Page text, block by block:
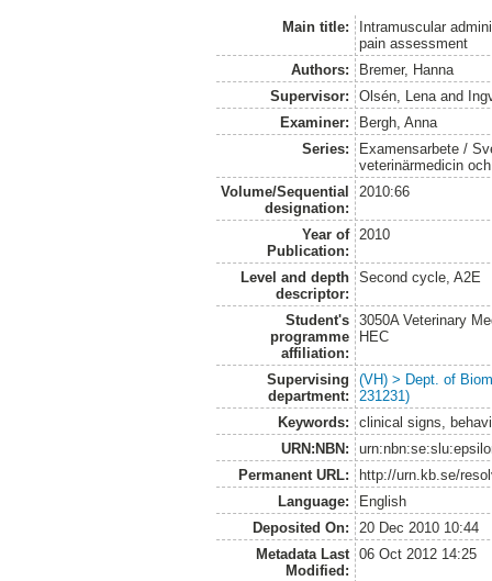
Main title:
Intramuscular
pain assessment
Authors:
Bremer, Hanna
Supervisor:
Olsén, Lenaand
Examiner:
Bergh, Anna
Series:
Examensarbete /
veterinärmedicin
Volume/Sequential
designation:
2010:66
Year of
Publication:
2010
Level and depth
descriptor:
Second cycle, A2E
Student's
programme
affiliation:
3050A Veterinary
HEC
Supervising
department:
(VH) > Dept. of
231231)
Keywords:
clinical signs,
URN:NBN:
Permanent URL:
http://urn.kb.se/
Language:
English
Deposited On:
20 Dec 2010 10:44
Metadata Last
Modified:
06 Oct 2012 14:25